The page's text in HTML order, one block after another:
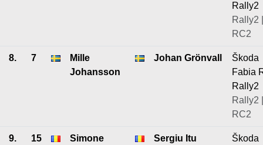
Rally2
Rally2 |
RC2
8. 7
Mille
Johansson
Johan Grönvall
Škoda
Fabia
Rally2
Rally2 |
RC2
9. 15
Simone
Sergiu Itu
Škoda